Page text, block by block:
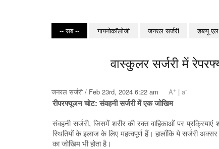
-- सब -- गायनोकॉलोजी जनरल सर्जरी डब्ल्यू
वास्कुलर सर्जरी में
जनरल सर्जरी / Feb 23rd, 2024 6:22 am A+ | a-
रीपरफ्यूजन चोट: संवहनी सर्जरी में एक जोखिम
संवहनी सर्जरी, जिसमें शरीर की रक्त वाहिकाओं पर प्रक्रियाएं
स्थितियों के इलाज के लिए महत्वपूर्ण हैं। हालाँकि ये सर्जरी
का जोखिम भी होता है।